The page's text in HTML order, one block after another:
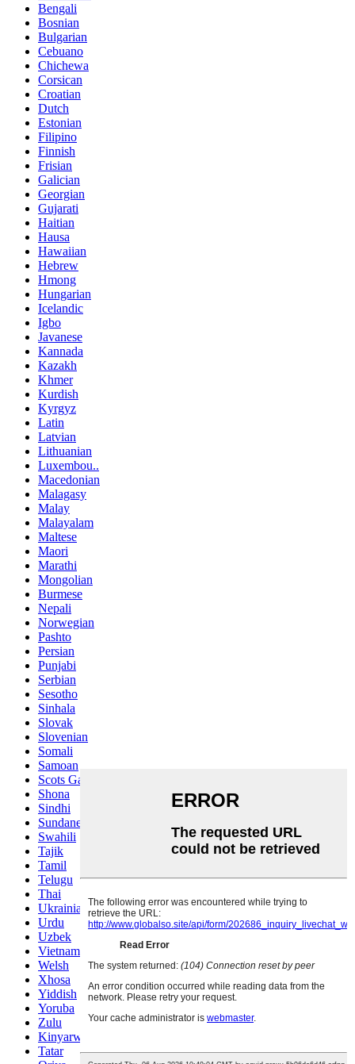
Bengali
Bosnian
Bulgarian
Cebuano
Chichewa
Corsican
Croatian
Dutch
Estonian
Filipino
Finnish
Frisian
Galician
Georgian
Gujarati
Haitian
Hausa
Hawaiian
Hebrew
Hmong
Hungarian
Icelandic
Igbo
Javanese
Kannada
Kazakh
Khmer
Kurdish
Kyrgyz
Latin
Latvian
Lithuanian
Luxembou..
Macedonian
Malagasy
Malay
Malayalam
Maltese
Maori
Marathi
Mongolian
Burmese
Nepali
Norwegian
Pashto
Persian
Punjabi
Serbian
Sesotho
Sinhala
Slovak
Slovenian
Somali
Samoan
Scots Gaelic
Shona
Sindhi
Sundanese
Swahili
Tajik
Tamil
Telugu
Thai
Ukrainian
Urdu
Uzbek
Vietnamese
Welsh
Xhosa
Yiddish
Yoruba
Zulu
Kinyarwanda
Tatar